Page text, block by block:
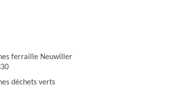
ferraille Neuwiller
déchets verts